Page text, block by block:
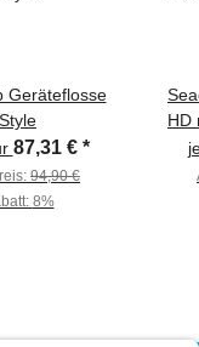
Geräteflosse
Style
87,31 € *
94,90 €
8%
HD